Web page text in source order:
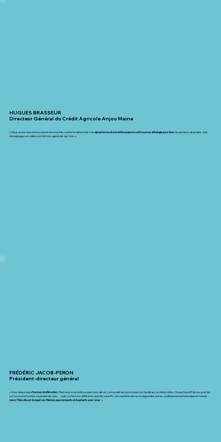
HUGUES BRASSEUR
Directeur Général du Crédit Agricole Anjou Maine
« Nous avons rencontré un jeune homme très motivé et déterminé. Sondynamisme et son enthousiasme sont sources d’énergie pour tousles porteurs de projets. Ses
témoignages en vidéos ont été très appréciés par tous. »
FRÉDÉRIC JACOB-PERON
Président-directeur général
« Avec beaucoup d’humour et d’émotion , Théo nous a raconté son parcours de vie : la maladie qui a provoqué son handicap, sa rééducation, l’impact positif de ses proches
sur sa reconstruction, sa phobie de l’eau… mais surtout ses différents exploits sportifs. L’acceptation de soi, le regard des autres, le dépassement physique et mental…
merci Théo d’avoir évoqué ces thèmes passionnants et inspirants avec nous! »